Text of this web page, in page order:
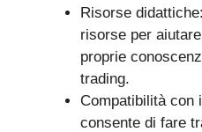
Risorse
risorse per
proprie
trading.
Compatibilità con
consente di fare